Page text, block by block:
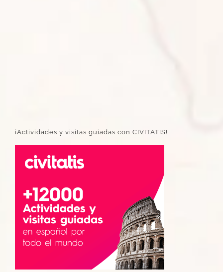
¡Actividades y visitas guiadas con CIVITATIS!